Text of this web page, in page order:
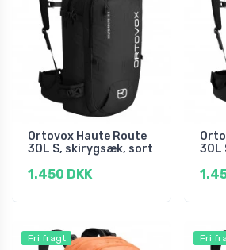
Ortovox Haute Route
30L S, skirygsæk, sort
1.450 DKK
30L
Fri fragt Fri